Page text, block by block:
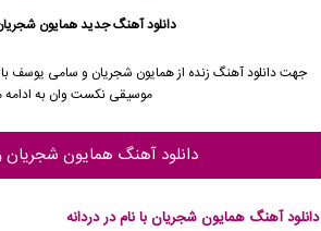
دانلود آهنگ جدیدهمایون
جهت دانلود آهنگ زنده ازهمایون شجریان
موسیقی نکست وان به ادامه
دانلود آهنگ همایون
دانلود آهنگ همایون شجریان با نام در دردانه